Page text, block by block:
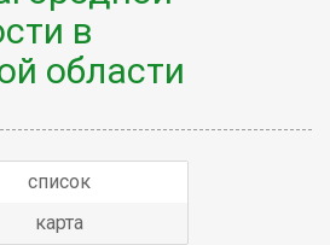
в
области
список
карта